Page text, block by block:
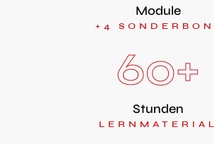
Module
+4
Stunden
60+
LERNMATERIAL